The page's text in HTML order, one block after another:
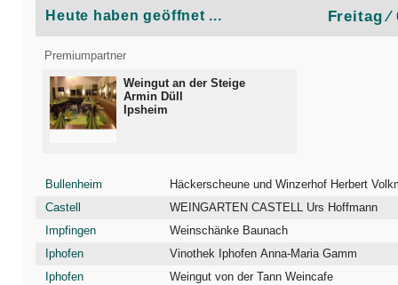
Heute haben geöffnet ... Freitag ⁄
Premiumpartner
Weingut an der Steige
Armin Düll
Ipsheim
Bullenheim
Häckerscheune und Winzerhof Herbert
Castell
WEINGARTEN CASTELL Urs Hoffmann
Impfingen
Weinschänke Baunach
Iphofen
Vinothek Iphofen Anna-Maria Gamm
Iphofen
Weingut von der Tann Weincafe